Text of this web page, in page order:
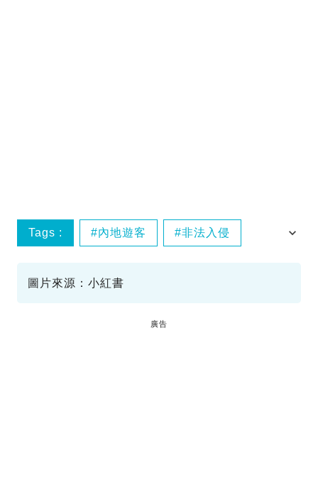
Tags : 內地遊客 非法入侵
圖片來源：小紅書
廣告